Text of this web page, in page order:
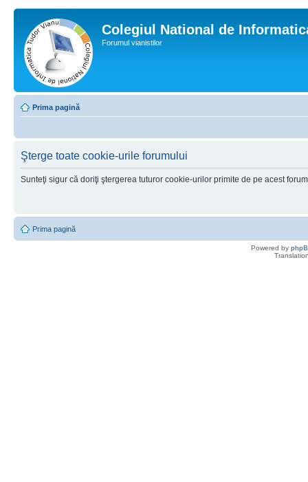
Colegiul National de
Forumul vianistilor
Prima pagină
Şterge toate cookie-urile forumului
Sunteţi sigur că doriţi ştergerea tuturor cookie-urilor primite de pe acest
Prima pagină
Powered by